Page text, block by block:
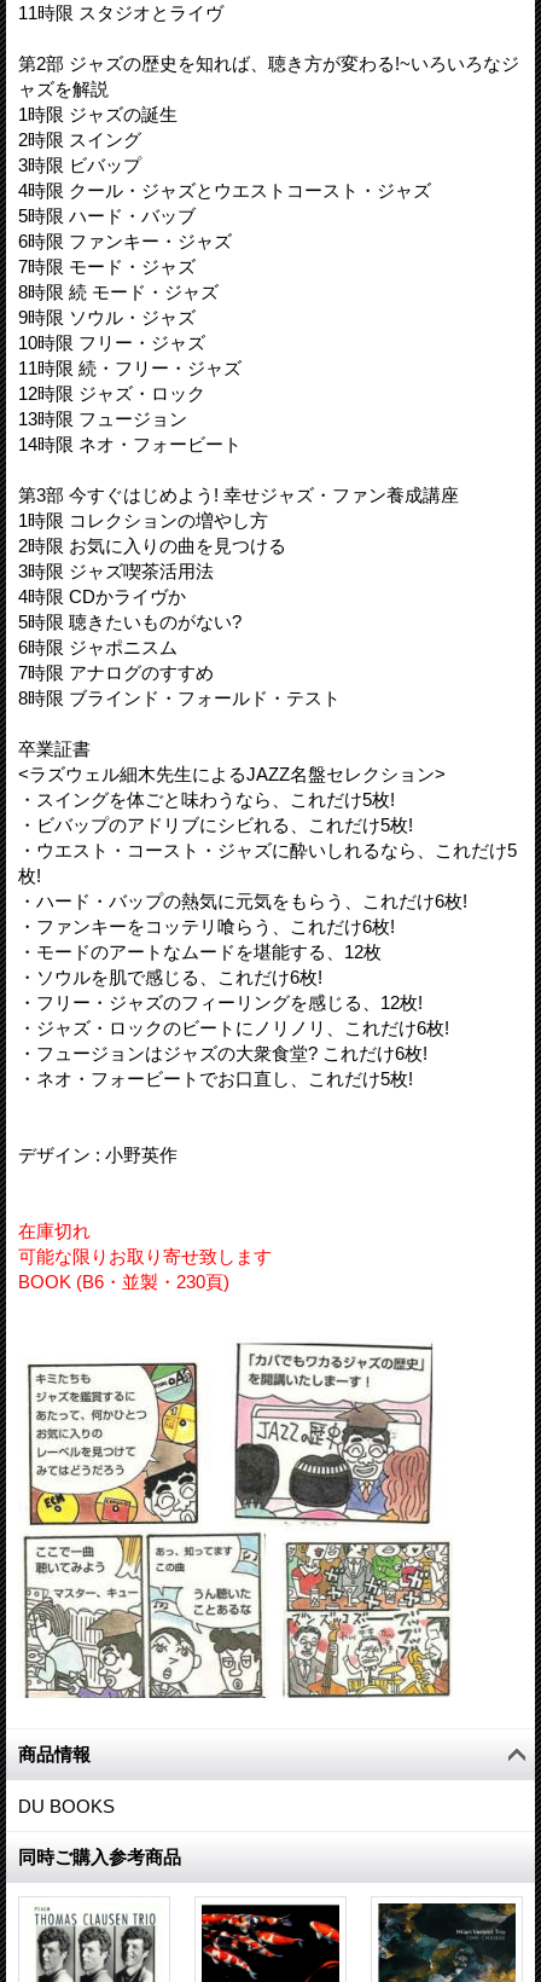
11時限 スタジオとライヴ
第2部 ジャズの歴史を知れば、聴き方が変わる!~いろいろなジ
ャズを解説
1時限 ジャズの誕生
2時限 スイング
3時限 ビバップ
4時限 クール・ジャズとウエストコースト・ジャズ
5時限 ハード・バッブ
6時限 ファンキー・ジャズ
7時限 モード・ジャズ
8時限 続 モード・ジャズ
9時限 ソウル・ジャズ
10時限 フリー・ジャズ
11時限 続・フリー・ジャズ
12時限 ジャズ・ロック
13時限 フュージョン
14時限 ネオ・フォービート
第3部 今すぐはじめよう! 幸せジャズ・ファン養成講座
1時限 コレクションの増やし方
2時限 お気に入りの曲を見つける
3時限 ジャズ喫茶活用法
4時限 CDかライヴか
5時限 聴きたいものがない?
6時限 ジャポニスム
7時限 アナログのすすめ
8時限 ブラインド・フォールド・テスト
卒業証書
<ラズウェル細木先生によるJAZZ名盤セレクション>
・スイングを体ごと味わうなら、これだけ5枚!
・ビバップのアドリブにシビれる、これだけ5枚!
・ウエスト・コースト・ジャズに酔いしれるなら、これだけ5
枚!
・ハード・バップの熱気に元気をもらう、これだけ6枚!
・ファンキーをコッテリ喰らう、これだけ6枚!
・モードのアートなムードを堪能する、12枚
・ソウルを肌で感じる、これだけ6枚!
・フリー・ジャズのフィーリングを感じる、12枚!
・ジャズ・ロックのビートにノリノリ、これだけ6枚!
・フュージョンはジャズの大衆食堂? これだけ6枚!
・ネオ・フォービートでお口直し、これだけ5枚!
デザイン : 小野英作
在庫切れ
可能な限りお取り寄せ致します
BOOK (B6・並製・230頁)
商品情報
DU BOOKS
同時ご購入参考商品